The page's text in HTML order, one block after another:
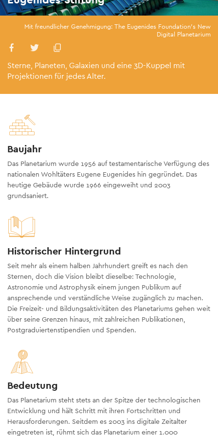
Mit freundlicher Genehmigung: The Eugenides Foundation's New
Digital Planetarium
Sterne, Planeten, Galaxien und eine 3D-Kuppel mit
Projektionen für jedes Alter.
Baujahr
Das Planetarium wurde 1956 auf testamentarische Verfügung des
nationalen Wohltäters Eugene Eugenides hin gegründet. Das
heutige Gebäude wurde 1966 eingeweiht und 2003
grundsaniert.
Historischer Hintergrund
Seit mehr als einem halben Jahrhundert greift es nach den
Sternen, doch die Vision bleibt dieselbe: Technologie,
Astronomie und Astrophysik einem jungen Publikum auf
ansprechende und verständliche Weise zugänglich zu machen.
Die Freizeit- und Bildungsaktivitäten des Planetariums gehen weit
über seine Grenzen hinaus, mit zahlreichen Publikationen,
Postgraduiertenstipendien und Spenden.
Bedeutung
Das Planetarium steht stets an der Spitze der technologischen
Entwicklung und hält Schritt mit ihren Fortschritten und
Herausforderungen. Seitdem es 2003 ins digitale Zeitalter
eingetreten ist, rühmt sich das Planetarium einer 1.000